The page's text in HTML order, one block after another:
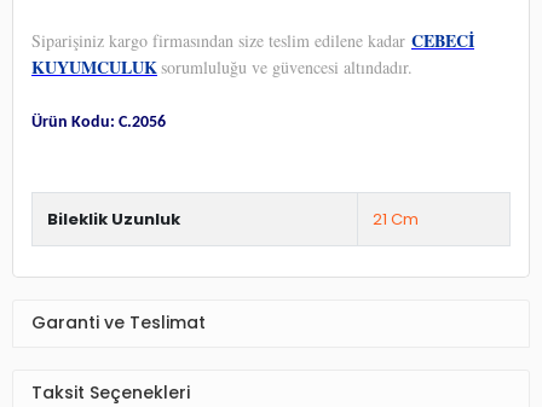
Siparişiniz kargo firmasından size teslim edilene kadar CEBECİ
KUYUMCULUKsorumluluğu ve güvencesi altındadır.
Ürün Kodu: C.2056
Bileklik Uzunluk 21 Cm
Garanti ve Teslimat
Taksit Seçenekleri